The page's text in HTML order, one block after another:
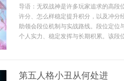
导语：无双战神是许多玩家追求的高段
许分、怎么样稳定提升积分，以及冲分
助领会段位机制与实战路线。段位定位
个人实力、稳定发挥与长期积累。该段
第五人格小丑从何处进